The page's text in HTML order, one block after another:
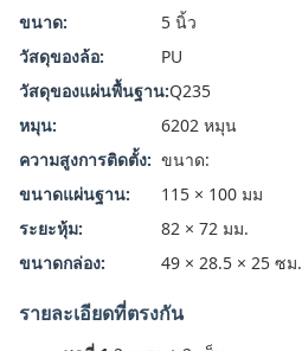
ขนาด:
5 นิ้ว
วัสดุของล้อ:
PU
วัสดุของแผ่นพื้นฐาน:Q235
หมุน:
6202 หมุน
ความสูงการติดตั้ง: ขนาด:
ขนาดแผ่นฐาน:
115 × 100 มม
ระยะหุ้ม:
82 × 72 มม.
ขนาดกล่อง:
49 × 28.5 × 25 ซม.
รายละเอียดที่ตรงกัน